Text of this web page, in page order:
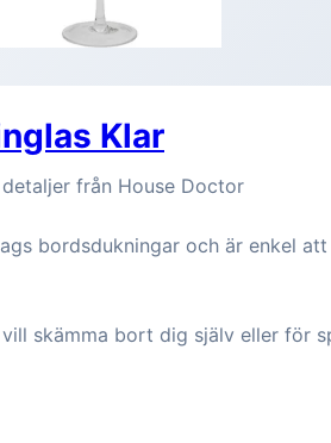
Klar
från House Doctor
bordsdukningar och är enkel
skämma bort dig själv eller för